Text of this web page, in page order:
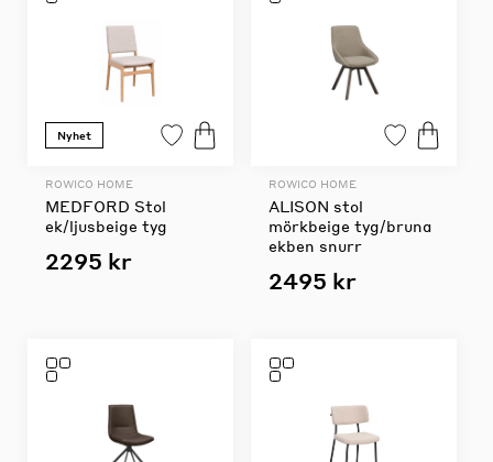
Nyhet
ROWICO HOME
MEDFORD Stol
ek/ljusbeige tyg
2295 kr
ROWICO HOME
ALISON stol
mörkbeige tyg/bruna
ekben snurr
2495 kr